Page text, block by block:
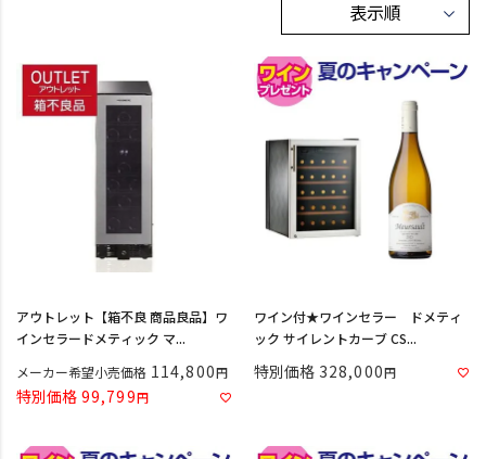
アウトレット【箱不良 商品良品】ワ
インセラードメティック マ...
メーカー希望小売価格 114,800
特別価格 99,799
ワイン付★ワインセラー ドメティ
ック サイレントカーブ CS...
特別価格 328,000